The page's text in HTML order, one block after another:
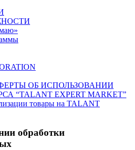
ОБ ИСПОЛЬЗОВАНИИ
“TALANT EXPERT MARKET”
товары на TALANT
обработки